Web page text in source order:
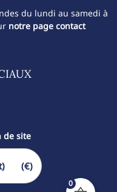
du lundi au samedi à
notre page contact
de site
(€)
0